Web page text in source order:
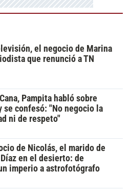
el negocio de Marina
que renunció a TN
Pampita habló sobre
se confesó: "No negocio la
ni de respeto"
de Nicolás, el marido de
en el desierto: de
imperio a astrofotógrafo